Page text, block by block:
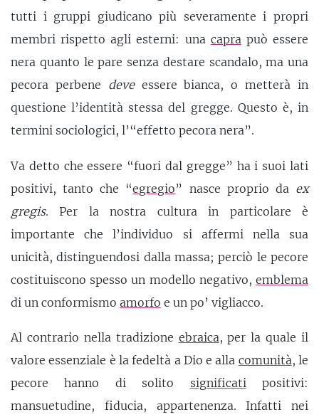
tutti i gruppi giudicano più severamente i propri
membri rispetto agli esterni: una caprapuò essere
nera quanto le pare senza destare scandalo, ma una
pecora perbene deveessere bianca, o metterà in
questione l’identità stessa del gregge. Questo è, in
termini sociologici, l’“effetto pecora nera”.
Va detto che essere “fuori dal gregge” ha i suoi lati
positivi, tanto che “egregio” nasce proprio da ex
gregis. Per la nostra cultura in particolare è
importante che l’individuo si affermi nella sua
unicità, distinguendosi dalla massa; perciò le pecore
costituiscono spesso un modello negativo, emblema
di un conformismo amorfo e un po’ vigliacco.
Al contrario nella tradizione ebraica, per la quale il
valore essenziale è la fedeltà a Dio e alla comunità, le
pecore hanno di solito significatipositivi:
mansuetudine, fiducia, appartenenza. Infatti nei